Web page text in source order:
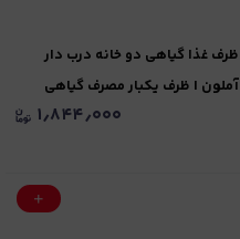
ظرف غذا گیاهی دو خانه درب دار
آملون | ظرف یکبار مصرف گیاهی
۱٫۸۴۴٫۰۰۰